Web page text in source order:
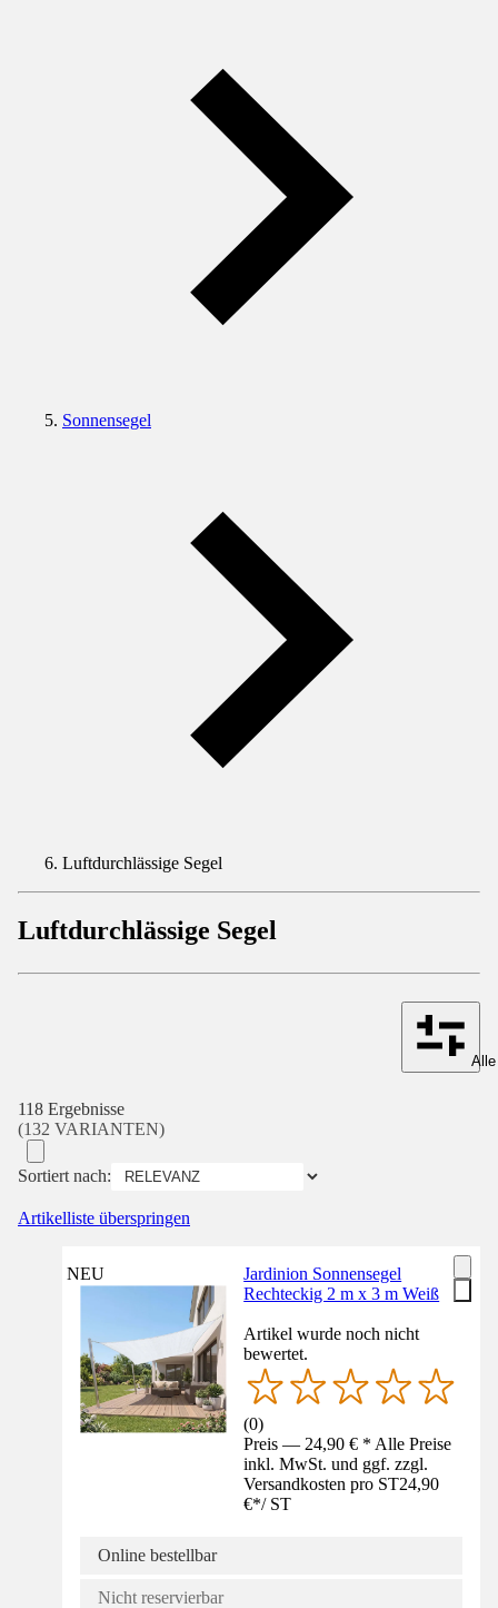
Sonnensegel
Luftdurchlässige Segel
Luftdurchlässige Segel
118 Ergebnisse
(132 VARIANTEN)
Sortiert nach:
Artikelliste überspringen
NEU
Jardinion Sonnensegel
Rechteckig 2 m x 3 m Weiß
Artikel wurde noch nicht
bewertet.
(0)
Preis — 24,90 € * Alle Preise
inkl. MwSt. und ggf. zzgl.
Versandkosten pro ST24,90
€*/ ST
Online bestellbar
Nicht reservierbar